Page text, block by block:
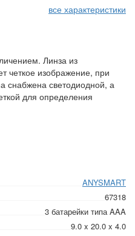
все характеристики
Линза из
четкое изображение, при
снабжена светодиодной, а
для определения
ANYSMART
67318
3 батарейки типа AAA
9.0 x 20.0 x 4.0